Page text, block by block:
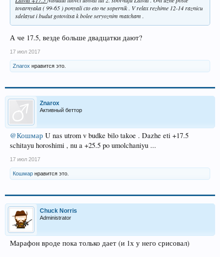
tovarnyaka ( 99-65 ) ponyali cto eto ne sopernik . Vrelax rezhime 12-14 raznicu
sdelayut i budut gotovitsa k bolee seryoznim matcham .
А че 17.5, везде больше двадцатки дают?
17 июл 2017
Znarox нравится это.
Znarox
Активный беттор
@Кошмар U nas utrom v budke bilo takoe . Dazhe eti +17.5
schitayu horoshimi , nu a +25.5 po umolchaniyu ...
17 июл 2017
Кошмар нравится это.
Chuck Norris
Administrator
Марафон вроде пока только дает (и 1х у него срисовал)